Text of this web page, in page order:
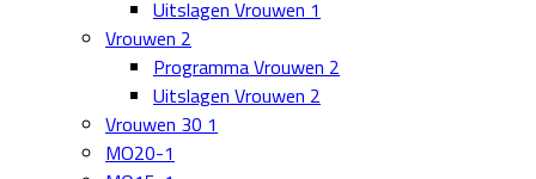
Uitslagen Vrouwen 1
Vrouwen 2
Programma Vrouwen 2
Uitslagen Vrouwen 2
Vrouwen 30 1
MO20-1